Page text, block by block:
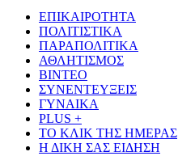
ΕΠΙΚΑΙΡΟΤΗΤΑ
ΠΟΛΙΤΙΣΤΙΚΑ
ΠΑΡΑΠΟΛΙΤΙΚΑ
ΑΘΛΗΤΙΣΜΟΣ
ΒΙΝΤΕΟ
ΣΥΝΕΝΤΕΥΞΕΙΣ
ΓΥΝΑΙΚΑ
PLUS +
ΤΟ ΚΛΙΚ ΤΗΣ ΗΜΕΡΑΣ
Η ΔΙΚΗ ΣΑΣ ΕΙΔΗΣΗ